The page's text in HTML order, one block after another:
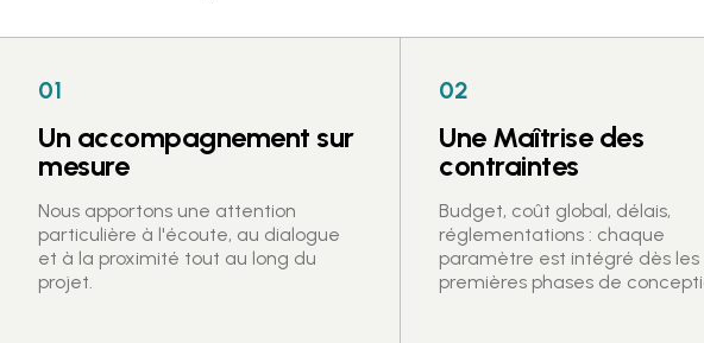
01
Un accompagnement sur
mesure
Nous apportons une attention
particulière à l'écoute, au dialogue
et à la proximité tout au long du
projet.
02
Une Maîtrise des
contraintes
Budget, coût global, délais,
réglementations : chaque
paramètre est intégré dès les
premières phases de